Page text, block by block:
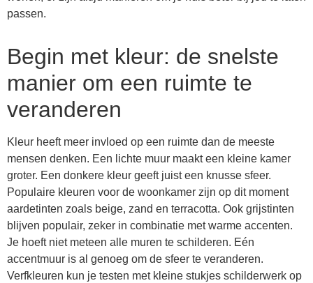
passen.
Begin met kleur: de snelste
manier om een ruimte te
veranderen
Kleur heeft meer invloed op een ruimte dan de meeste
mensen denken. Een lichte muur maakt een kleine kamer
groter. Een donkere kleur geeft juist een knusse sfeer.
Populaire kleuren voor de woonkamer zijn op dit moment
aardetinten zoals beige, zand en terracotta. Ook grijstinten
blijven populair, zeker in combinatie met warme accenten.
Je hoeft niet meteen alle muren te schilderen. Eén
accentmuur is al genoeg om de sfeer te veranderen.
Verfkleuren kun je testen met kleine stukjes schilderwerk op